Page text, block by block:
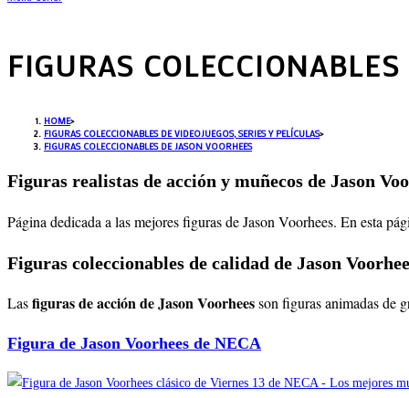
FIGURAS
HOME>
FIGURAS COLECCIONABLES DE VIDEOJUEGOS, SERIES Y PELÍCULAS>
FIGURAS COLECCIONABLES DE JASON VOORHEES
Figuras realistas de acción y muñecos de Jason
Página dedicada a las mejores figuras de Jason Voorhees. En esta
Figuras coleccionables de calidad de Jason
Lasfiguras de acción de Jason Voorheesson figuras animadas de
Figura de Jason Voorhees de NECA